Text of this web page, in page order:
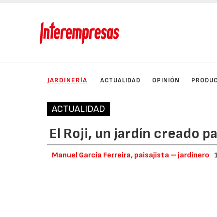
JARDINERÍA ACTUALIDAD OPINIÓN
ACTUALIDAD
El Roji, un jardín creado
Manuel García Ferreira, paisajista – jardinero